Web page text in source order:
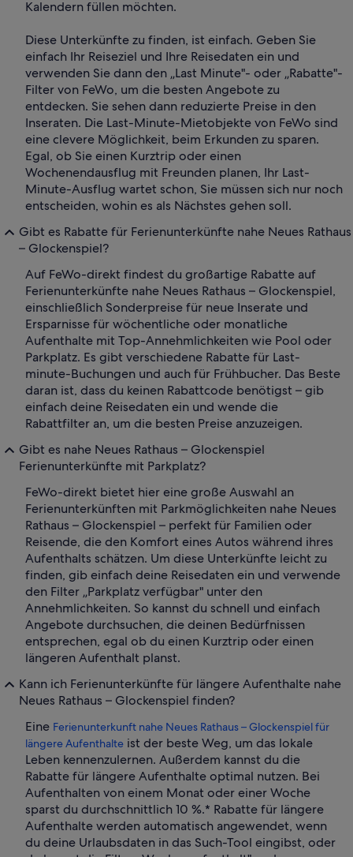
Kalendern füllen möchten.
Diese Unterkünfte zu finden, ist einfach. Geben Sie
einfach Ihr Reiseziel und Ihre Reisedaten ein und
verwenden Sie dann den „Last Minute"- oder „Rabatte"-
Filter von FeWo, um die besten Angebote zu
entdecken. Sie sehen dann reduzierte Preise in den
Inseraten. Die Last-Minute-Mietobjekte von FeWo sind
eine clevere Möglichkeit, beim Erkunden zu sparen.
Egal, ob Sie einen Kurztrip oder einen
Wochenendausflug mit Freunden planen, Ihr Last-
Minute-Ausflug wartet schon, Sie müssen sich nur noch
entscheiden, wohin es als Nächstes gehen soll.
Gibt es Rabatte für Ferienunterkünfte nahe Neues Rathaus
– Glockenspiel?
Auf FeWo-direkt findest du großartige Rabatte auf
Ferienunterkünfte nahe Neues Rathaus – Glockenspiel,
einschließlich Sonderpreise für neue Inserate und
Ersparnisse für wöchentliche oder monatliche
Aufenthalte mit Top-Annehmlichkeiten wie Pool oder
Parkplatz. Es gibt verschiedene Rabatte für Last-
minute-Buchungen und auch für Frühbucher. Das Beste
daran ist, dass du keinen Rabattcode benötigst – gib
einfach deine Reisedaten ein und wende die
Rabattfilter an, um die besten Preise anzuzeigen.
Gibt es nahe Neues Rathaus – Glockenspiel
Ferienunterkünfte mit Parkplatz?
FeWo-direkt bietet hier eine große Auswahl an
Ferienunterkünften mit Parkmöglichkeiten nahe Neues
Rathaus – Glockenspiel – perfekt für Familien oder
Reisende, die den Komfort eines Autos während ihres
Aufenthalts schätzen. Um diese Unterkünfte leicht zu
finden, gib einfach deine Reisedaten ein und verwende
den Filter „Parkplatz verfügbar" unter den
Annehmlichkeiten. So kannst du schnell und einfach
Angebote durchsuchen, die deinen Bedürfnissen
entsprechen, egal ob du einen Kurztrip oder einen
längeren Aufenthalt planst.
Kann ich Ferienunterkünfte für längere Aufenthalte nahe
Neues Rathaus – Glockenspiel finden?
Eine Ferienunterkunft nahe Neues Rathaus – Glockenspiel für
längere Aufenthalte ist der beste Weg, um das lokale
Leben kennenzulernen. Außerdem kannst du die
Rabatte für längere Aufenthalte optimal nutzen. Bei
Aufenthalten von einem Monat oder einer Woche
sparst du durchschnittlich 10 %.* Rabatte für längere
Aufenthalte werden automatisch angewendet, wenn
du deine Urlaubsdaten in das Such-Tool eingibst, oder